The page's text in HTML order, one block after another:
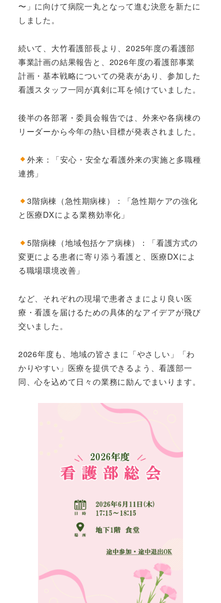
〜」に向けて病院一丸となって進む決意を新たに
しました。
続いて、大竹看護部長より、2025年度の看護部
事業計画の結果報告と、2026年度の看護部事業
計画・基本戦略についての発表があり、参加した
看護スタッフ一同が真剣に耳を傾けていました。
後半の各部署・委員会報告では、外来や各病棟の
リーダーから今年の熱い目標が発表されました。
外来：「安心・安全な看護外来の実施と多職種
連携」
3階病棟（急性期病棟）：「急性期ケアの強化
と医療DXによる業務効率化」
5階病棟（地域包括ケア病棟）：「看護方式の
変更による患者に寄り添う看護と、医療DXによ
る職場環境改善」
など、それぞれの現場で患者さまにより良い医
療・看護を届けるための具体的なアイデアが飛び
交いました。
2026年度も、地域の皆さまに「やさしい」「わ
かりやすい」医療を提供できるよう、看護部一
同、心を込めて日々の業務に励んでまいります。